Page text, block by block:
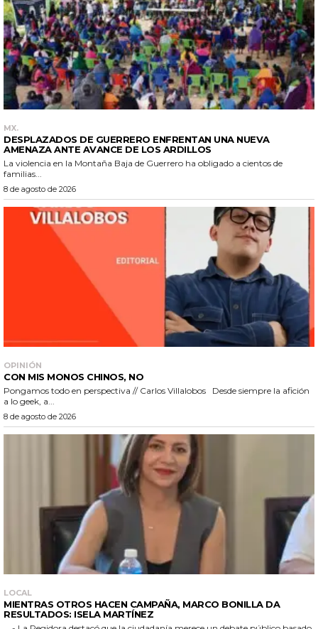
MX.
DESPLAZADOS DE GUERRERO ENFRENTAN UNA NUEVA
AMENAZA ANTE AVANCE DE LOS ARDILLOS
La violencia en la Montaña Baja de Guerrero ha obligado a cientos de
familias...
8 de agosto de 2026
OPINIÓN
CON MIS MONOS CHINOS, NO
Pongamos todo en perspectiva // Carlos Villalobos Desde siempre la afición
a lo geek, a...
8 de agosto de 2026
LOCAL
MIENTRAS OTROS HACEN CAMPAÑA, MARCO BONILLA DA
RESULTADOS: ISELA MARTÍNEZ